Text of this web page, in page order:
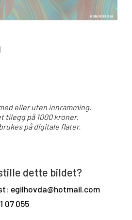
eller uten innramming.
tilegg på 1000 kroner.
på digitale flater.
dette bildet?
egilhovda@hotmail.com
07 055